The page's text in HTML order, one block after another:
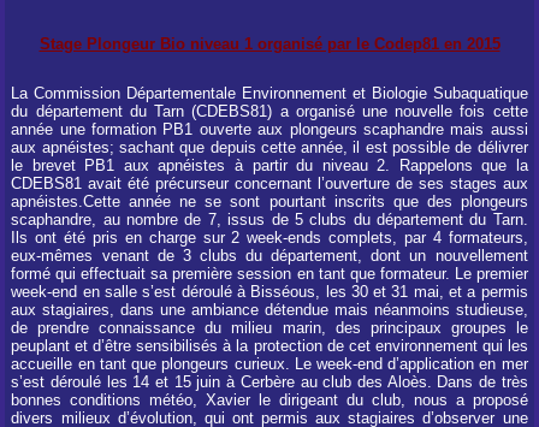
Stage Plongeur Bio niveau 1 organisé par le Codep81 en 2015
La Commission Départementale Environnement et Biologie Subaquatique
du département du Tarn (CDEBS81) a organisé une nouvelle fois cette
année une formation PB1 ouverte aux plongeurs scaphandre mais aussi
aux apnéistes; sachant que depuis cette année, il est possible de délivrer
le brevet PB1 aux apnéistes à partir du niveau 2. Rappelons que la
CDEBS81 avait été précurseur concernant l’ouverture de ses stages aux
apnéistes.Cette année ne se sont pourtant inscrits que des plongeurs
scaphandre, au nombre de 7, issus de 5 clubs du département du Tarn.
Ils ont été pris en charge sur 2 week-ends complets, par 4 formateurs,
eux-mêmes venant de 3 clubs du département, dont un nouvellement
formé qui effectuait sa première session en tant que formateur. Le premier
week-end en salle s’est déroulé à Bisséous, les 30 et 31 mai, et a permis
aux stagiaires, dans une ambiance détendue mais néanmoins studieuse,
de prendre connaissance du milieu marin, des principaux groupes le
peuplant et d’être sensibilisés à la protection de cet environnement qui les
accueille en tant que plongeurs curieux. Le week-end d’application en mer
s’est déroulé les 14 et 15 juin à Cerbère au club des Aloès. Dans de très
bonnes conditions météo, Xavier le dirigeant du club, nous a proposé
divers milieux d’évolution, qui ont permis aux stagiaires d’observer une